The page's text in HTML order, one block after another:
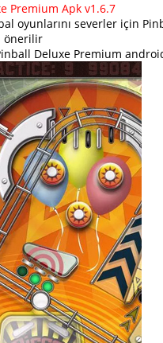
Premium Apk v1.6.7
oyunlarını severler için
önerilir
Deluxe Premium